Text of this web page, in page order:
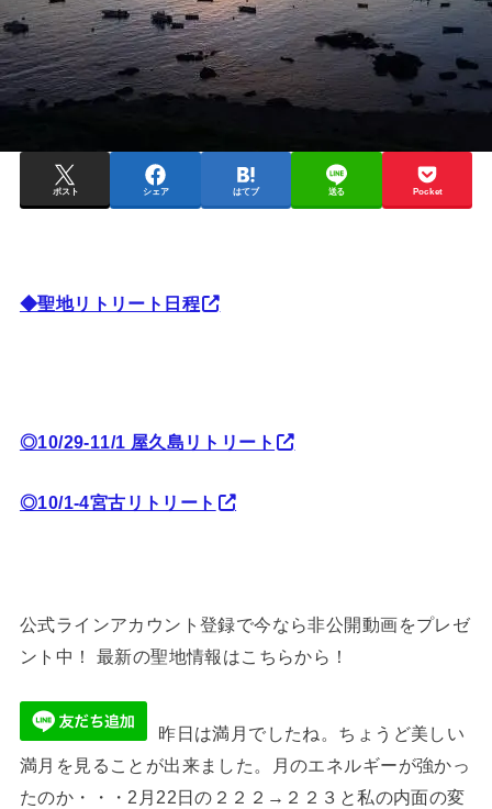
ポスト シェア はてブ 送る Pocket
◆聖地リトリート日程
◎10/29-11/1 屋久島リトリート
◎10/1-4宮古リトリート
公式ラインアカウント登録で今なら非公開動画をプレゼ
ント中！ 最新の聖地情報はこちらから！
昨日は満月でしたね。ちょうど美しい
満月を見ることが出来ました。月のエネルギーが強かっ
たのか・・・2月22日の２２２→２２３と私の内面の変